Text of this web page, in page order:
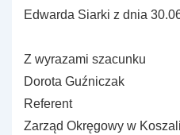
Edwarda Siarki z dnia
Z wyrazami szacunku
Dorota Guźniczak
Referent
Zarząd Okręgowy w